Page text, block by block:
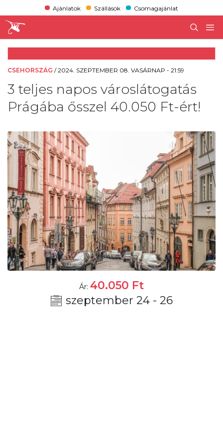
Ajánlatok Szállások Csomagajánlat
CSEHORSZÁG /2024. SZEPTEMBER 08. VASÁRNAP - 21:59
3 teljes napos városlátogatás
Prágába ősszel 40.050 Ft-ért!
Ár: 40.050 Ft
szeptember 24 - 26